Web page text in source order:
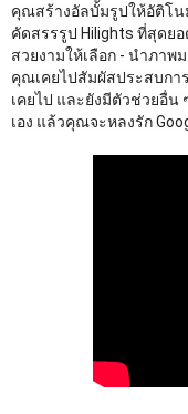
คุณสร้างอัลบั้มรูปให้อัติโน
คัดสรรรูป Hilights ที่สุดย
สวยงามให้เลือก - นำภา
คุณเคยไปสัมผัสประสบก
เคยไป และยังมีตัวช่วยอื่น
เอง แล้วคุณจะหลงรัก